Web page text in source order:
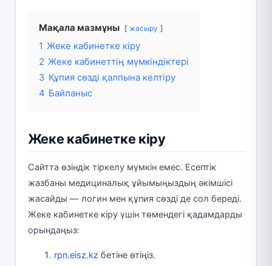
Мақала мазмұны жасыру
1 Жеке кабинетке кіру
2 Жеке кабинеттің мүмкіндіктері
3 Құпия сөзді қалпына келтіру
4 Байланыс
Жеке кабинетке кіру
Сайтта өзіндік тіркелу мүмкін емес. Есептік
жазбаны медициналық ұйымыңыздың әкімшісі
жасайды — логин мен құпия сөзді де сол береді.
Жеке кабинетке кіру үшін төмендегі қадамдарды
орындаңыз:
rpn.eisz.kz бетіне өтіңіз.